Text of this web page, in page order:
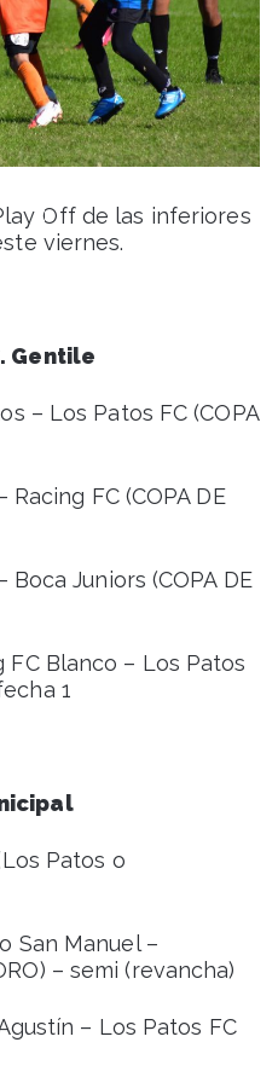
Off de las inferiores
viernes.
Gentile
– Los Patos FC (COPA
Racing FC (COPA DE
Boca Juniors (COPA DE
FC Blanco – Los Patos
1
Patos o
San Manuel –
– semi (revancha)
– Los Patos FC